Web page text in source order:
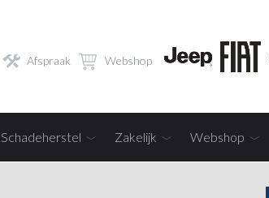
Afspraak Webshop
Schadeherstel Zakelijk Webshop